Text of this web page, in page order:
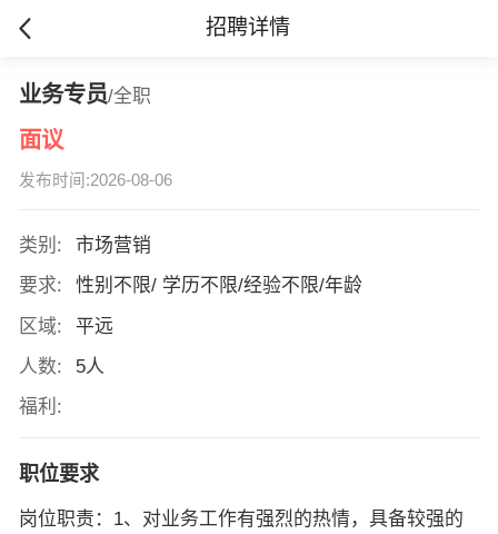
招聘详情
业务专员/全职
面议
发布时间:2026-08-06
类别:
市场营销
要求:
性别不限/ 学历不限/经验不限/年龄
区域:
平远
人数:
5人
福利:
职位要求
岗位职责：1、对业务工作有强烈的热情，具备较强的